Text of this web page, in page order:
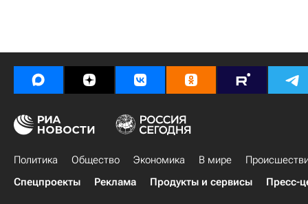
Политика Общество Экономика В мире
Спецпроекты
Реклама Продукты и сервисы Пресс-